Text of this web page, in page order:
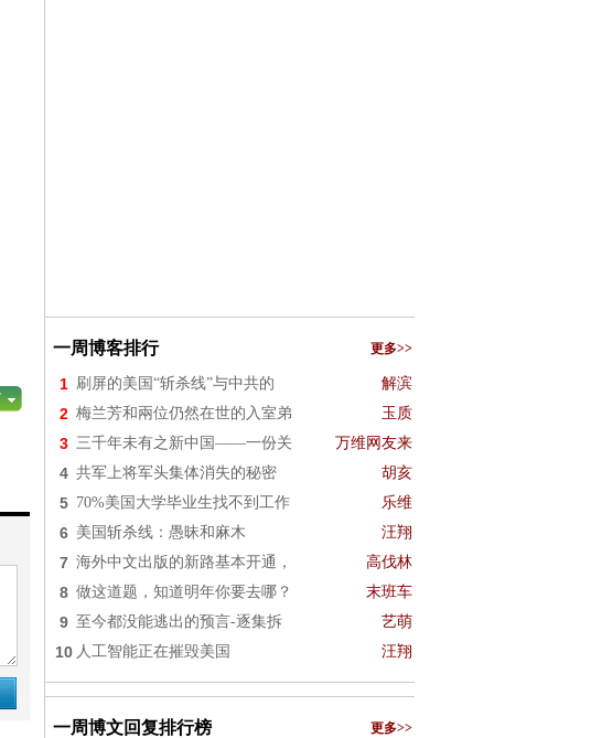
一周博客排行 更多>>
1 刷屏的美国“斩杀线”与中共的 解滨
2 梅兰芳和兩位仍然在世的入室弟 玉质
3 三千年未有之新中国——一份关 万维网友来
4 共军上将军头集体消失的秘密 胡亥
5 70%美国大学毕业生找不到工作 乐维
6 美国斩杀线：愚昧和麻木 汪翔
7 海外中文出版的新路基本开通， 高伐林
8 做这道题，知道明年你要去哪？ 末班车
9 至今都没能逃出的预言-逐集拆 艺萌
10 人工智能正在摧毁美国 汪翔
一周博文回复排行榜 更多>>